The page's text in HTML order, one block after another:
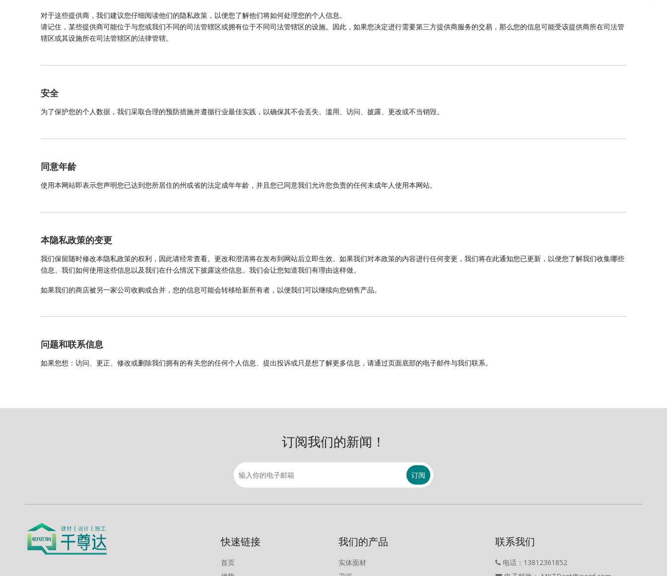
对于这些提供商，我们建议您仔细阅读他们的隐私政策，以便您了解他们将如何处理您的个人信息。
请记住，某些提供商可能位于与您或我们不同的司法管辖区或拥有位于不同司法管辖区的设施。因此，如果您决定进行需要第三方提供商服务的交易，那么您的信息可能受该提供商所在司法管
辖区或其设施所在司法管辖区的法律管辖。
安全
为了保护您的个人数据，我们采取合理的预防措施并遵循行业最佳实践，以确保其不会丢失、滥用、访问、披露、更改或不当销毁。
同意年龄
使用本网站即表示您声明您已达到您所居住的州或省的法定成年年龄，并且您已同意我们允许您负责的任何未成年人使用本网站。
本隐私政策的变更
我们保留随时修改本隐私政策的权利，因此请经常查看。更改和澄清将在发布到网站后立即生效。如果我们对本政策的内容进行任何变更，我们将在此通知您已更新，以便您了解我们收集哪些
信息、我们如何使用这些信息以及我们在什么情况下披露这些信息。我们会让您知道我们有理由这样做。
如果我们的商店被另一家公司收购或合并，您的信息可能会转移给新所有者，以便我们可以继续向您销售产品。
问题和联系信息
如果您想：访问、更正、修改或删除我们拥有的有关您的任何个人信息、提出投诉或只是想了解更多信息，请通过页面底部的电子邮件与我们联系。
订阅我们的新闻！
订阅
快速链接
首页
我们的产品
实体面材
联系我们
电话：13812361852